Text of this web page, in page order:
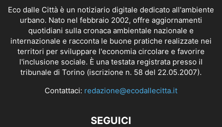
Eco dalle Città è un notiziario digitale dedicato all'ambiente
urbano. Nato nel febbraio 2002, offre aggiornamenti
quotidiani sulla cronaca ambientale nazionale e
internazionale e racconta le buone pratiche realizzate nei
territori per sviluppare l'economia circolare e favorire
l'inclusione sociale. È una testata registrata presso il
tribunale di Torino (iscrizione n. 58 del 22.05.2007).
Contattaci: redazione@ecodallecitta.it
SEGUICI